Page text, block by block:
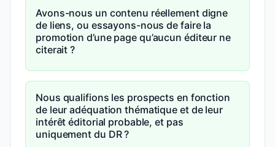
Avons-nous un contenu réellement digne
de liens, ou essayons-nous de faire la
promotion d’une page qu’aucun éditeur ne
citerait ?
Nous qualifions les prospects en fonction
de leur adéquation thématique et de leur
intérêt éditorial probable, et pas
uniquement du DR ?